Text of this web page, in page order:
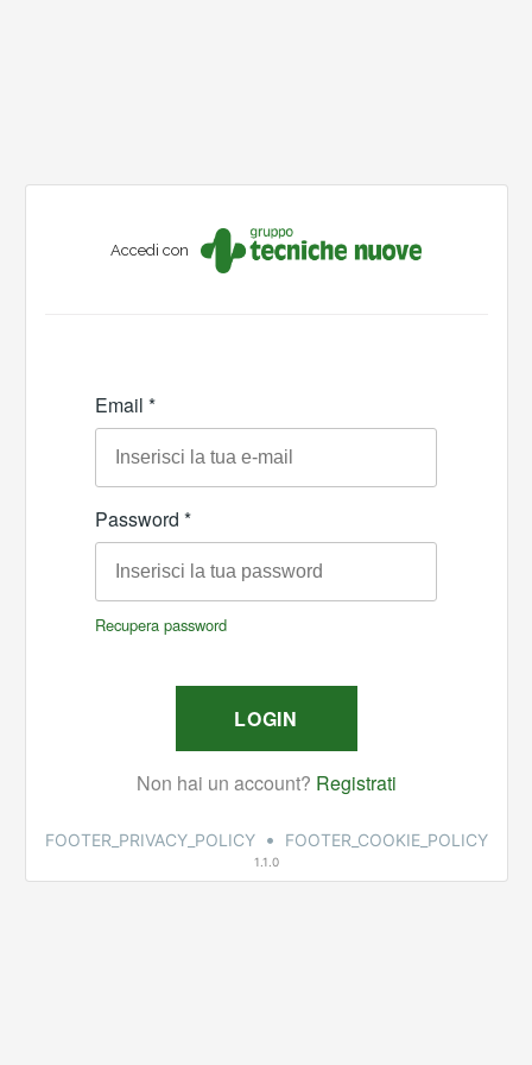
Accedi con
FOOTER_PRIVACY_POLICY • FOOTER_COOKIE_POLICY
1.1.0